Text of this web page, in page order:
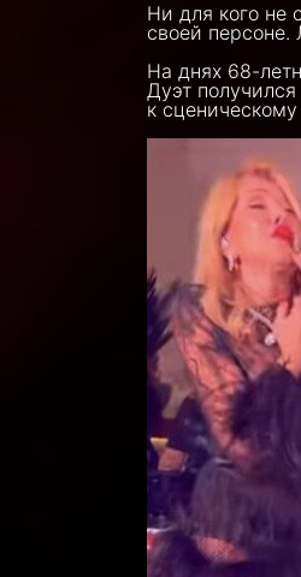
Ни для кого не
своей персоне.
На днях 68-
Дуэт
к